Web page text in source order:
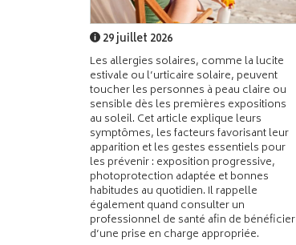
29 juillet 2026
Les allergies solaires, comme la lucite
estivale ou l’urticaire solaire, peuvent
toucher les personnes à peau claire ou
sensible dès les premières expositions
au soleil. Cet article explique leurs
symptômes, les facteurs favorisant leur
apparition et les gestes essentiels pour
les prévenir : exposition progressive,
photoprotection adaptée et bonnes
habitudes au quotidien. Il rappelle
également quand consulter un
professionnel de santé afin de bénéficier
d’une prise en charge appropriée.